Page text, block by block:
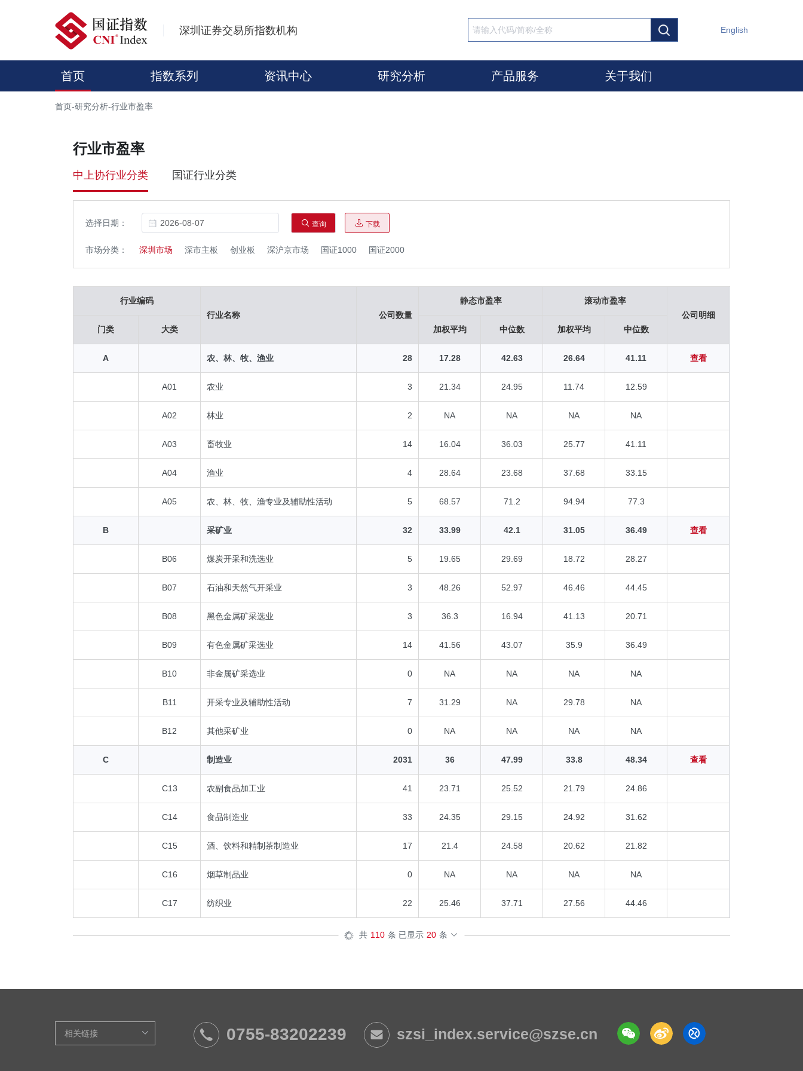
深圳证券交易所指数机构 English
首页 指数系列 资讯中心 研究分析 产品服务 关于我们
首页-研究分析-行业市盈率
行业市盈率
中上协行业分类 国证行业分类
选择日期： 查询 下载
市场分类： 深圳市场 深市主板 创业板 深沪京市场 国证1000 国证2000
行业编码
行业名称
公司数量
静态市盈率
滚动市盈率
公司明细
门类
大类 加权平均 中位数 加权平均 中位数
A 农、林、牧、渔业 28 17.28 42.63 26.64 41.11 查看
A01 农业 3 21.34 24.95 11.74 12.59
A02 林业 2 NA NA NA NA
A03 畜牧业 14 16.04 36.03 25.77 41.11
A04 渔业 4 28.64 23.68 37.68 33.15
A05 农、林、牧、渔专业及辅助性活动 5 68.57 71.2 94.94 77.3
B 采矿业 32 33.99 42.1 31.05 36.49 查看
B06 煤炭开采和洗选业 5 19.65 29.69 18.72 28.27
B07 石油和天然气开采业 3 48.26 52.97 46.46 44.45
B08 黑色金属矿采选业 3 36.3 16.94 41.13 20.71
B09 有色金属矿采选业 14 41.56 43.07 35.9 36.49
B10 非金属矿采选业 0 NA NA NA NA
B11 开采专业及辅助性活动 7 31.29 NA 29.78 NA
B12 其他采矿业 0 NA NA NA NA
C 制造业 2031 36 47.99 33.8 48.34 查看
C13 农副食品加工业 41 23.71 25.52 21.79 24.86
C14 食品制造业 33 24.35 29.15 24.92 31.62
C15 酒、饮料和精制茶制造业 17 21.4 24.58 20.62 21.82
C16 烟草制品业 0 NA NA NA NA
C17 纺织业 22 25.46 37.71 27.56 44.46
共 110 条 已显示 20 条
0755-83202239 szsi_index.service@szse.cn